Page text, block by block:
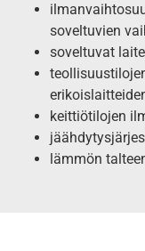
soveltuvien
soveltuvat
keittiötilojen
lämmön